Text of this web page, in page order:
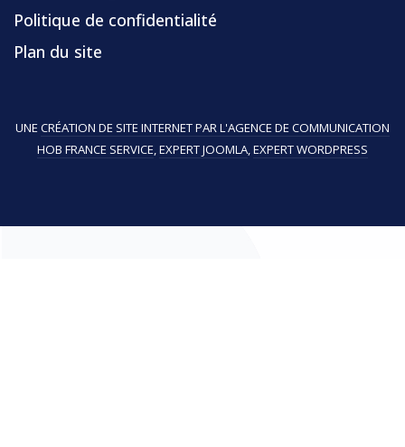
Politique de confidentialité
Plan du site
UNECRÉATION DE SITE INTERNET PAR L'AGENCE DE COMMUNICATION
HOB FRANCE SERVICE EXPERT JOOMLA EXPERT WORDPRESS